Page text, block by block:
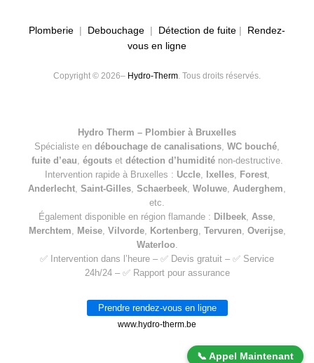
Plomberie | Debouchage | Détection de fuite | Rendez-
vous en ligne
Copyright © 2026– Hydro-Therm. Tous droits réservés.
📞 Appel Maintenant
Hydro Therm – Plombier à Bruxelles
Spécialiste en débouchage de canalisations, WC bouché,
fuite d’eau, égoutset détection d’humiditénon-destructive.
Intervention rapide à Bruxelles : Uccle, Ixelles, Forest,
Anderlecht, Saint-Gilles, Schaerbeek, Woluwe, Auderghem,
etc.
Également disponible en région flamande : Dilbeek, Asse,
Merchtem, Meise, Vilvorde, Kortenberg, Tervuren, Overijse,
Waterloo.
✅ Intervention dans l’heure – ✅ Devis gratuit – ✅ Service
24h/24 – ✅ Rapport pour assurance
Prendre rendez-vous en ligne
www.hydro-therm.be